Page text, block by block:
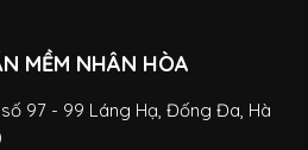
MỀM NHÂN HÒA
97 - 99 Láng Hạ, Đống Đa, Hà